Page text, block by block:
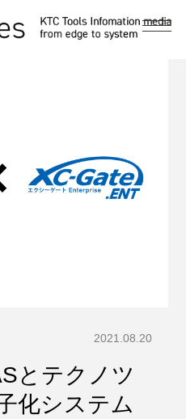
メ
2021.08.20
とテクノツ
化システム